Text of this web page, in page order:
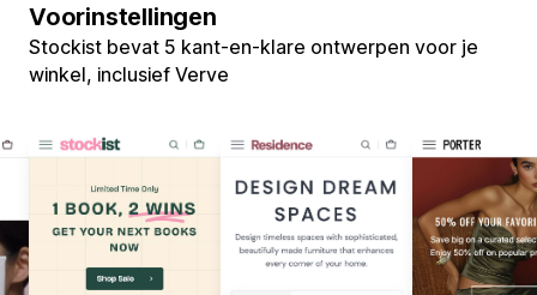
Voorinstellingen
Stockist bevat 5 kant-en-klare ontwerpen voor je
winkel, inclusief Verve